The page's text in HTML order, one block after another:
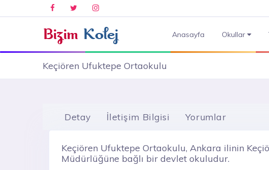
Anasayfa Okullar
Keçiören Ufuktepe Ortaokulu
Detay İletişim Bilgisi Yorumlar
Keçiören Ufuktepe Ortaokulu, Ankara ilinin
Müdürlüğüne bağlı bir devlet okuludur.